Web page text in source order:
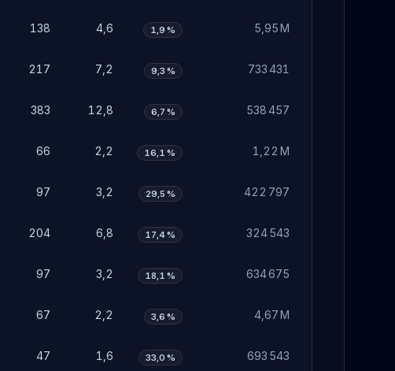
138 4,6 1,9 % 5,95 M
217 7,2 9,3 % 733 431
383 12,8 6,7 % 538 457
66 2,2 16,1 % 1,22 M
97 3,2 29,5 % 422 797
204 6,8 17,4 % 324 543
97 3,2 18,1 % 634 675
67 2,2 3,6 % 4,67 M
47 1,6 33,0 % 693 543